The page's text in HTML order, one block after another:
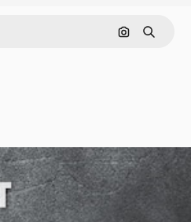
画像で検索
検索